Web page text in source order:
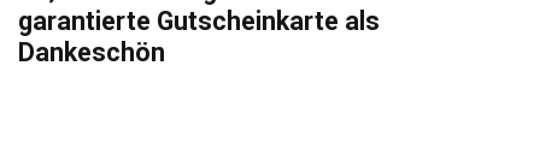
garantierte Gutscheinkarte als
Dankeschön